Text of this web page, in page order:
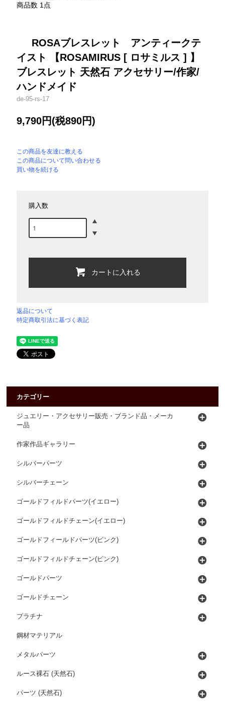
商品数 1点
ROSAブレスレット アンティークテ
イスト 【ROSAMIRUS [ ロサミルス ] 】
ブレスレット 天然石 アクセサリー/作家/
ハンドメイド
de-95-rs-17
9,790円(税890円)
この商品を友達に教える
この商品について問い合わせる
買い物を続ける
購入数
カートに入れる
返品について
特定商取引法に基づく表記
カテゴリー
ジュエリー・アクセサリー販売・ブランド品・メーカ
ー品
作家作品ギャラリー
シルバーパーツ
シルバーチェーン
ゴールドフィルドパーツ(イエロー)
ゴールドフィルドチェーン(イエロー)
ゴールドフィールドパーツ(ピンク)
ゴールドフィルドチェーン(ピンク)
ゴールドパーツ
ゴールドチェーン
プラチナ
鋼材マテリアル
メタルパーツ
ルース裸石 (天然石)
パーツ (天然石)